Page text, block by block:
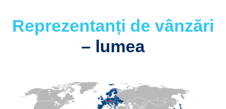
Reprezentanți de vânzări
– lumea